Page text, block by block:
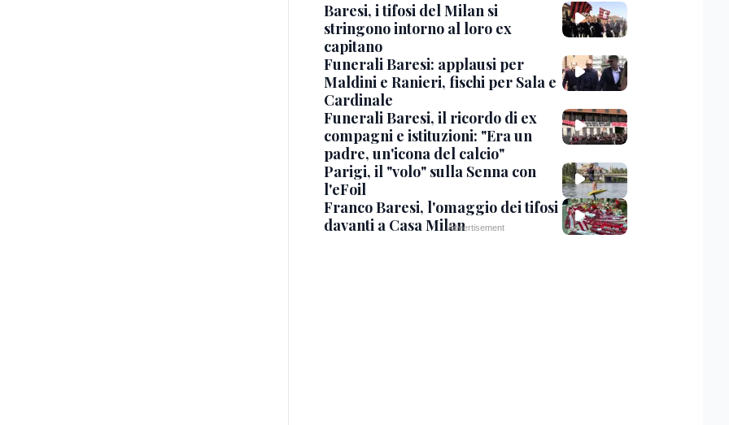
Baresi, i tifosi del Milan si
stringono intorno al loro ex
capitano
Funerali Baresi: applausi per
Maldini e Ranieri, fischi per Sala e
Cardinale
Funerali Baresi, il ricordo di ex
compagni e istituzioni: "Era un
padre, un'icona del calcio"
Parigi, il "volo" sulla Senna con
l'eFoil
Franco Baresi, l'omaggio dei tifosi
davanti a Casa Milan